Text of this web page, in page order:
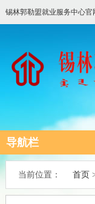
锡林郭勒盟就业服务中心官
导航栏
当前位置： 首页